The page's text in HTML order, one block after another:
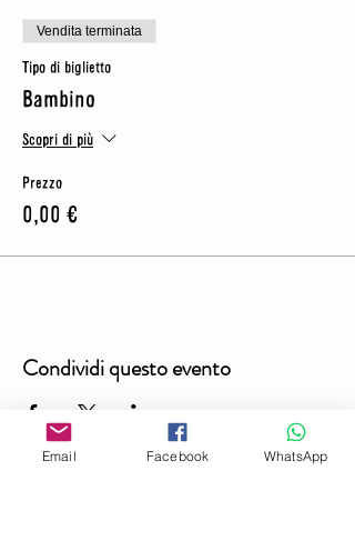
Vendita terminata
Tipo di biglietto
Bambino
Scopri di più
Prezzo
0,00 €
Condividi questo evento
Email Facebook WhatsApp